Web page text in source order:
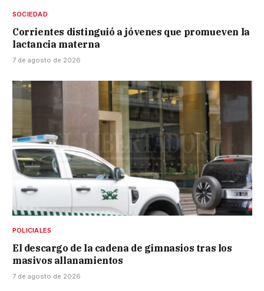
SOCIEDAD
Corrientes distinguió a jóvenes que promueven la
lactancia materna
7 de agosto de 2026
POLICIALES
El descargo de la cadena de gimnasios tras los
masivos allanamientos
7 de agosto de 2026